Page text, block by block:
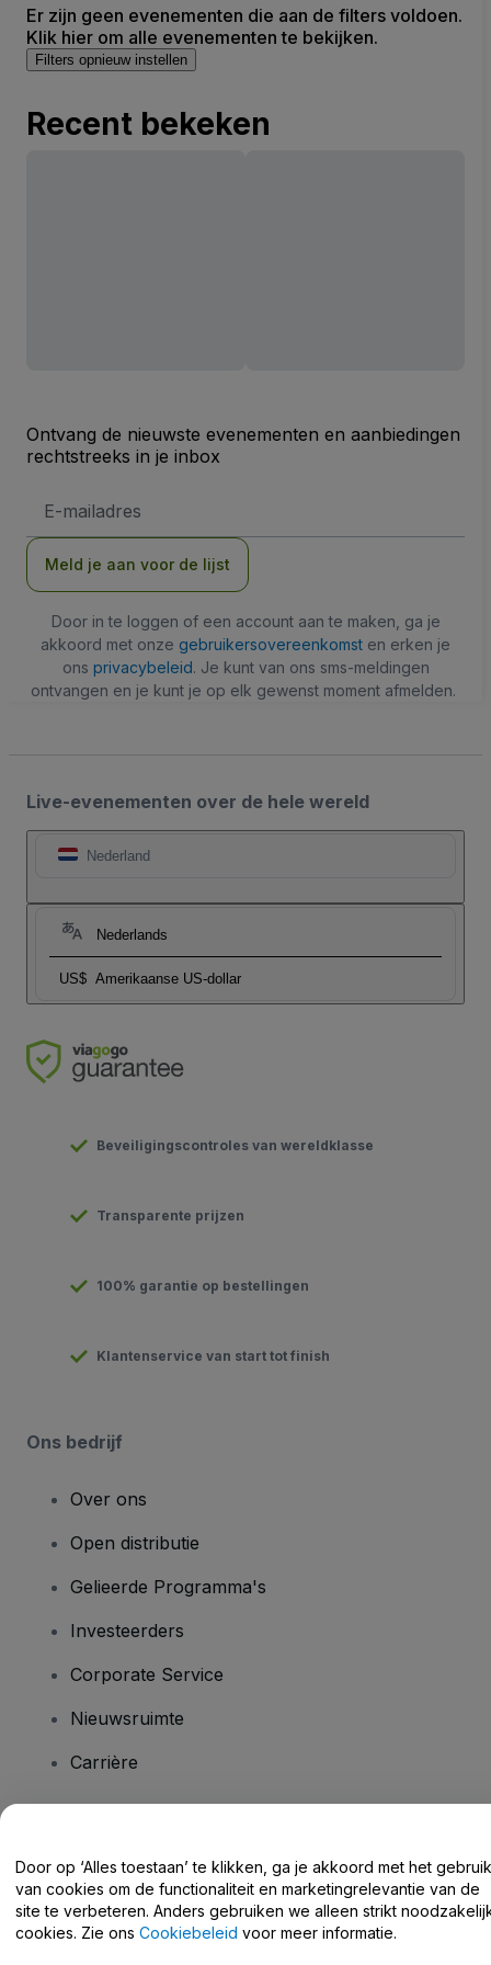
Er zijn geen evenementen die aan de filters voldoen.
Klik hier om alle evenementen te bekijken.
Filters opnieuw instellen
Recent bekeken
Ontvang de nieuwste evenementen en aanbiedingen
rechtstreeks in je inbox
mailadres
Meld je aan voor de lijst
Door in te loggen of een account aan te maken, ga je
akkoord met onze gebruikersovereenkomst en erken je
ons privacybeleid. Je kunt van ons sms-meldingen
ontvangen en je kunt je op elk gewenst moment afmelden.
Live-evenementen over de hele wereld
Nederland
Nederlands
US$ Amerikaanse US-dollar
Beveiligingscontroles van wereldklasse
Transparente prijzen
100% garantie op bestellingen
Klantenservice van start tot finish
Ons bedrijf
Over ons
Open distributie
Gelieerde Programma's
Investeerders
Corporate Service
Nieuwsruimte
Carrière
Helpcentrum / Neem Contact Met Ons Op
Door op ‘Alles toestaan’ te klikken, ga je akkoord met het gebruik
van cookies om de functionaliteit en marketingrelevantie van de
site te verbeteren. Anders gebruiken we alleen strikt
cookies. Zie ons Cookiebeleid voor meer informatie.